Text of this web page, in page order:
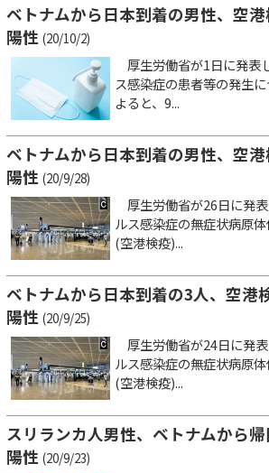
ベトナムから日本到着の男性、空
陽性 (20/10/2)
厚生労働省が1日に発表
ス感染症の患者等の発生
よると、9...
ベトナムから日本到着の男性、空
陽性 (20/9/28)
厚生労働省が26日に発
ルス感染症の無症状病原
(空港検疫)...
ベトナムから日本到着の3人、空港
陽性 (20/9/25)
厚生労働省が24日に発
ルス感染症の無症状病原
(空港検疫)...
スリランカ人男性、ベトナムから
陽性 (20/9/23)